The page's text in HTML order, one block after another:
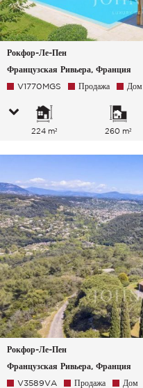
Рокфор-Ле-Пен
Французская Ривьера, Франция
V1770MGS Продажа Дом
224 m² 260 m²
Рокфор-Ле-Пен
Французская Ривьера, Франция
V3589VA Продажа Дом